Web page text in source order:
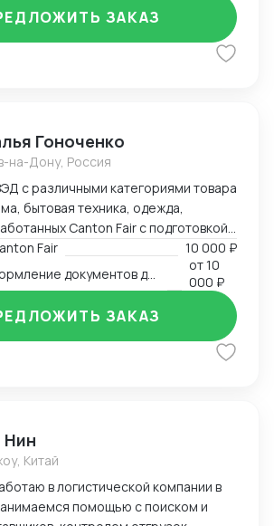
ЗАКАЗ
Гоноченко
на-Дону, Россия
с различными категориями товара
бытовая техника, одежда,
Canton Fair с подготовкой,
ассортиментной матрицы.
пакета документов включая
образцы, ввоз и оформление.
пакета документов для ТО и
юнит экономики. Контроль
третьи страны и проверка
контроля.
Fair
10 000 ₽
от10
000 ₽
ЗАКАЗ
Нин
Китай
в логистической компании в
помощью с поиском и